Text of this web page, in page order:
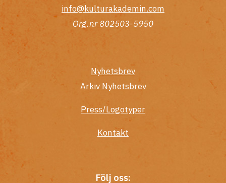
info@kulturakademin.com
Org.nr 802503-5950
Nyhetsbrev
Arkiv Nyhetsbrev
Press/Logotyper
Kontakt
Följ oss: